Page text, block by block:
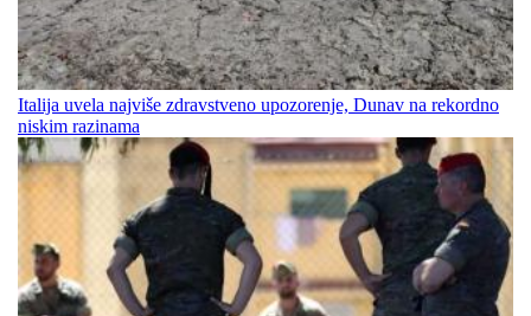
Italija uvela najviše zdravstveno upozorenje, Dunav na rekordno
niskim razinama